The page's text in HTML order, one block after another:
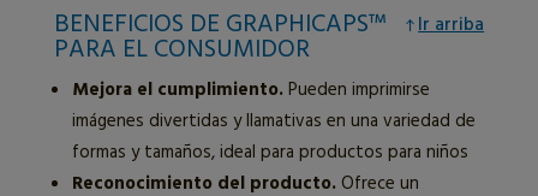
Ir arriba
BENEFICIOS DE GRAPHICAPS™
PARA EL CONSUMIDOR
Mejora el cumplimiento.Pueden imprimirse
imágenes divertidas y llamativas en una variedad de
formas y tamaños, ideal para productos para niños
Reconocimiento del producto.Ofrece un